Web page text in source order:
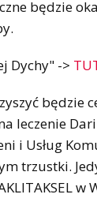
będzie
Dychy" ->
leczenie
i Usług
trzustki.
w